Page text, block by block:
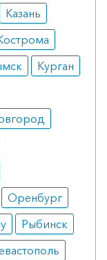
аллергии,
1 раз в
количество
врачом.
Казань
Курган
Оренбург
Рыбинск